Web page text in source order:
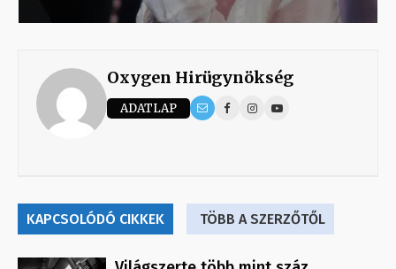
Oxygen Hirügynökség
ADATLAP
KAPCSOLÓDÓ CIKKEK TÖBB A SZERZŐTŐL